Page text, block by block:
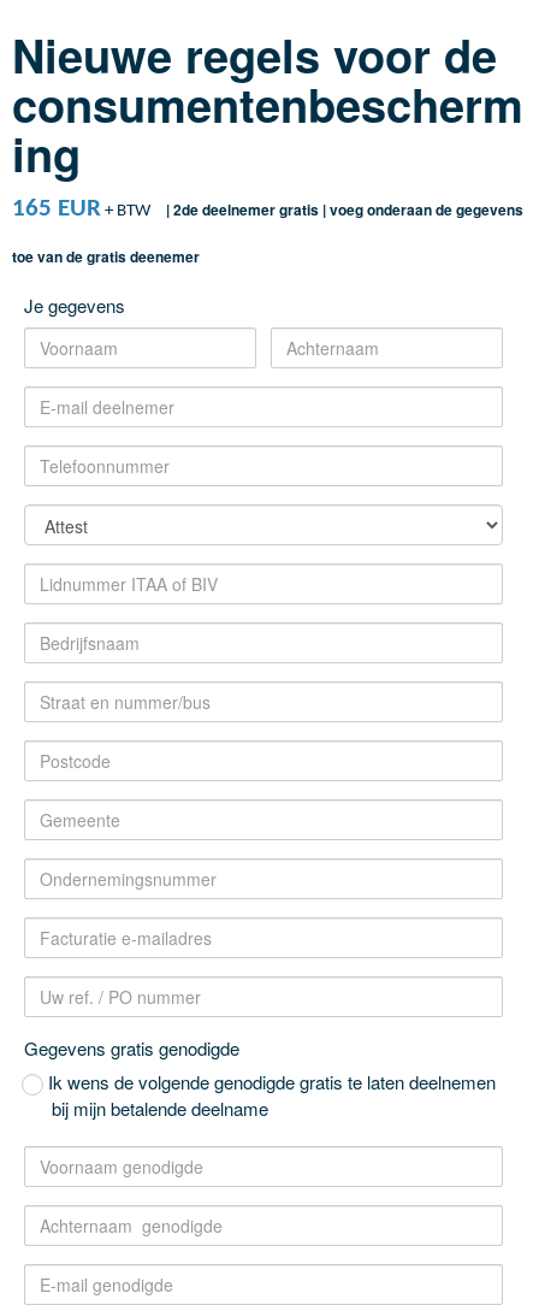
Nieuwe regels voor de
consumentenbescherm
ing
165 EUR + BTW | 2de deelnemer gratis | voeg onderaan de gegevens
toe van de gratis deenemer
Je gegevens
Gegevens gratis genodigde
Ik wens de volgende genodigde gratis te laten deelnemen
bij mijn betalende deelname